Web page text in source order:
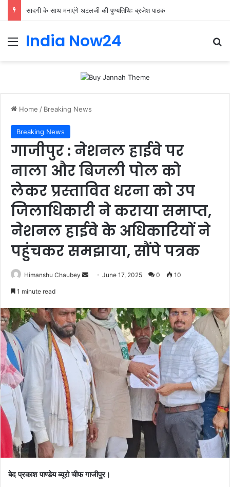
सादगी के साथ मनाएंगे अटलजी की पुण्यतिथिः ब्रजेश पाठक
India Now24
Home / Breaking News
Breaking News
गाजीपुर : नेशनल हाईवे पर
नाला और बिजली पोल को
लेकर प्रस्तावित धरना को उप
जिलाधिकारी ने कराया समाप्त,
नेशनल हाईवे के अधिकारियों ने
पहुंचकर समझाया, सौंपे पत्रक
Himanshu Chaubey June 17, 2025 0 10
1 minute read
बेद प्रकाश पाण्डेय ब्यूरो चीफ गाजीपुर।